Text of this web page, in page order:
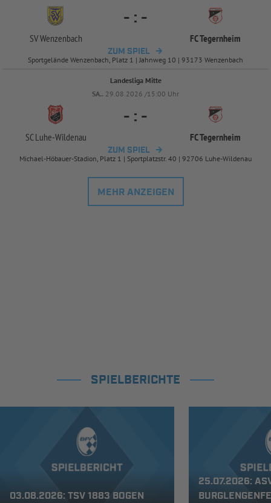
SV Wenzenbach
- : -
FC Tegernheim
ZUM SPIEL
Sportgelände Wenzenbach, Platz 1 | Jahnweg 10 | 93173 Wenzenbach
Landesliga Mitte
SA.. 29.08.2026 /15:00 Uhr
SC Luhe-Wildenau
- : -
FC Tegernheim
ZUM SPIEL
Michael-Höbauer-Stadion, Platz 1 | Sportplatzstr. 40 | 92706 Luhe-Wildenau
MEHR ANZEIGEN
SPIELBERICHTE
03.08.2026: TSV 1883 BOGEN
25.07.2026: